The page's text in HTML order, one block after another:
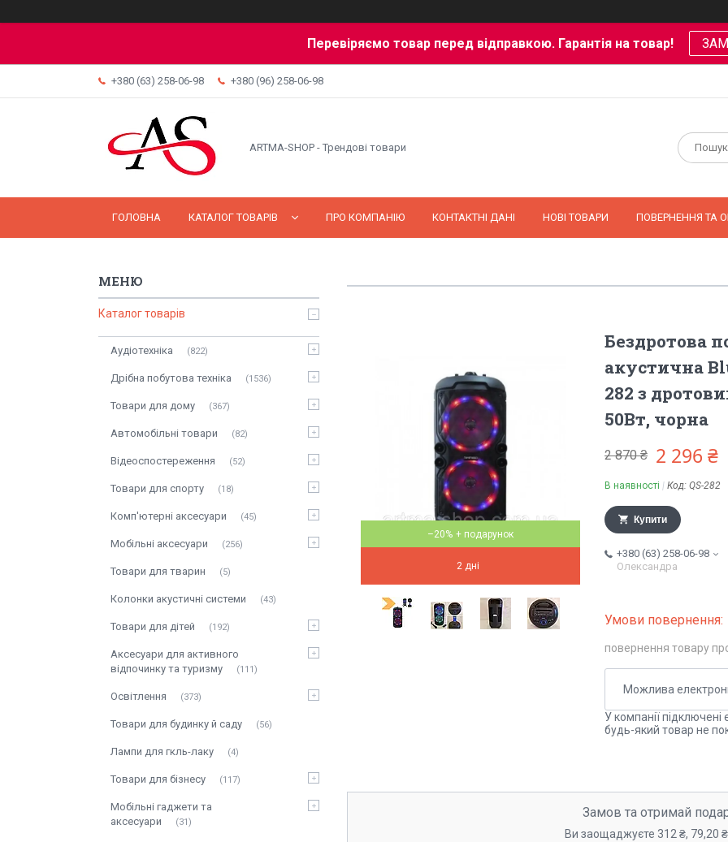
Перевіряємо товар перед відправкою. Гарантія на товар!
+380 (63) 258-06-98 +380 (96) 258-06-98
ARTMA-SHOP - Трендові товари
ГОЛОВНА КАТАЛОГ ТОВАРІВ ПРО КОМПАНІЮ КОНТАКТНІ ДАНІ НОВІ ТОВАРИ ПОВЕРНЕННЯ ТА
–20%
2 дні
Бездротова
акустична
282 з
50Вт, чорна
2 870 ₴ 2 296 ₴
В наявності Код: QS-282
Купити
+380 (63) 258-06-98
Олександра
повернення товару
У компанії
будь-який товар не
Замов та отримай
Ви заощаджуєте 312 ₴, 79,20
Каталог товарів
Аудіотехніка 822
Дрібна побутова техніка 1536
Товари для дому 367
Автомобільні товари 82
Відеоспостереження 52
Товари для спорту 18
Комп'ютерні аксесуари 45
Мобільні аксесуари 256
Товари для тварин 5
Колонки акустичні системи 43
Товари для дітей 192
Аксесуари для активного
відпочинку та туризму
111
Освітлення 373
Товари для будинку й саду 56
Лампи для гкль-лаку 4
Товари для бізнесу 117
Мобільні гаджети та
аксесуари
31